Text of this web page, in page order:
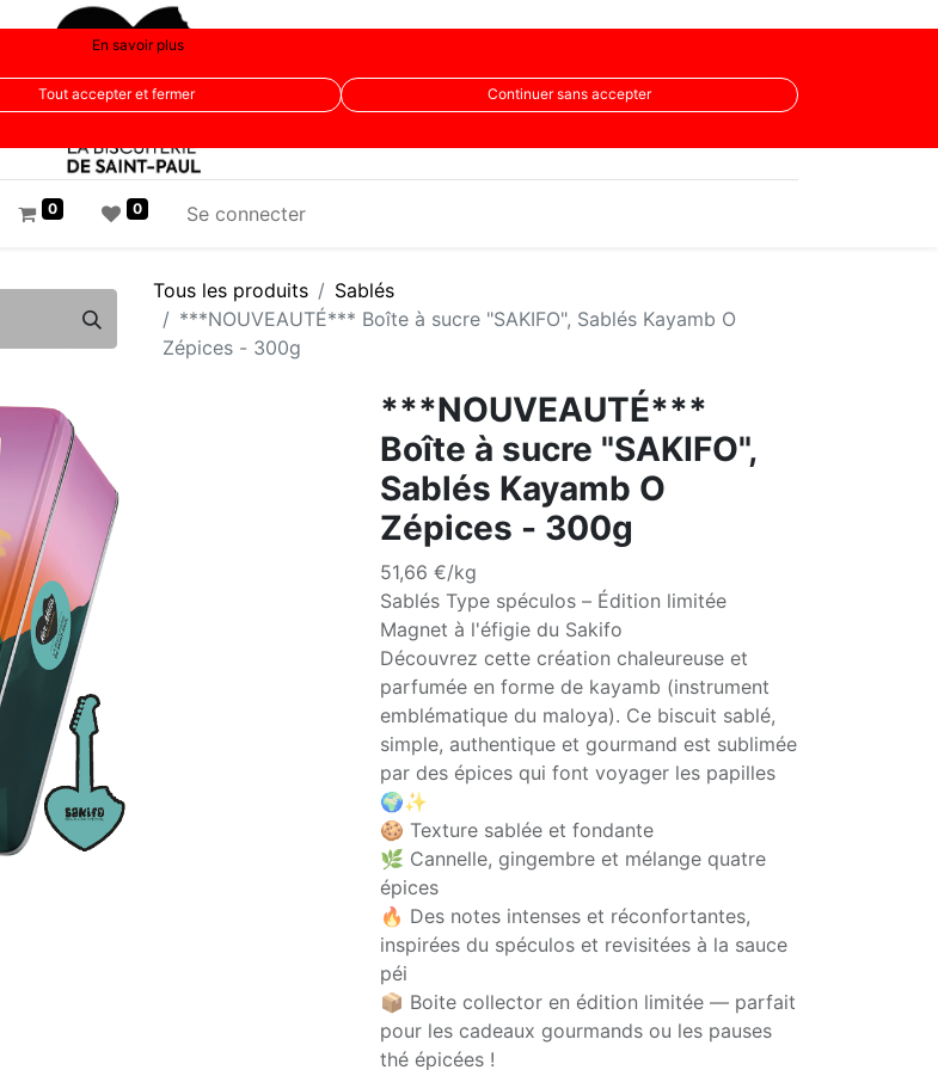
0 0 Se connecter
Tous les produits
Sablés
***NOUVEAUTÉ*** Boîte à sucre "SAKIFO", Sablés Kayamb O
Zépices - 300g
***NOUVEAUTÉ***
Boîte à sucre "SAKIFO",
Sablés Kayamb O
Zépices - 300g
51,66 €/kg
Sablés Type spéculos – Édition limitée
Magnet à l'éfigie du Sakifo
Découvrez cette création chaleureuse et
parfumée en forme de kayamb (instrument
emblématique du maloya). Ce biscuit sablé,
simple, authentique et gourmand est sublimée
par des épices qui font voyager les papilles
🌍✨
🍪 Texture sablée et fondante
🌿 Cannelle, gingembre et mélange quatre
épices
🔥 Des notes intenses et réconfortantes,
inspirées du spéculos et revisitées à la sauce
péi
📦 Boite collector en édition limitée — parfait
pour les cadeaux gourmands ou les pauses
thé épicées !
En savoir plus
Tout accepter et fermer Continuer sans accepter